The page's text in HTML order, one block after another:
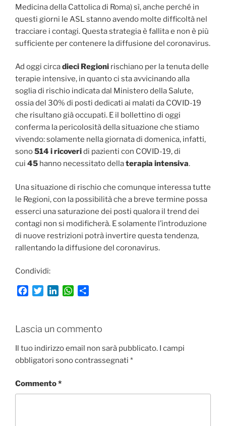
Medicina della Cattolica di Roma) sì, anche perché in
questi giorni le ASL stanno avendo molte difficoltà nel
tracciare i contagi. Questa strategia è fallita e non è più
sufficiente per contenere la diffusione del coronavirus.
Ad oggi circadieci Regioni rischiano per la tenuta delle
terapie intensive, in quanto ci sta avvicinando alla
soglia di rischio indicata dal Ministero della Salute,
ossia del 30% di posti dedicati ai malati da COVID-19
che risultano già occupati. E il bollettino di oggi
conferma la pericolosità della situazione che stiamo
vivendo: solamente nella giornata di domenica, infatti,
sono514 i ricoveridi pazienti con COVID-19, di
cui 45 hanno necessitato dellaterapia intensiva.
Una situazione di rischio che comunque interessa tutte
le Regioni, con la possibilità che a breve termine possa
esserci una saturazione dei posti qualora il trend dei
contagi non si modificherà. E solamente l’introduzione
di nuove restrizioni potrà invertire questa tendenza,
rallentando la diffusione del coronavirus.
Condividi:
b
o
o
t
e
r
e
d
I
W
s
A
p
i
v
i
Lascia un commento
Il tuo indirizzo email non sarà pubblicato. I campi
obbligatori sono contrassegnati *
Commento*